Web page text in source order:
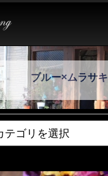
ブルー×ムラサキ